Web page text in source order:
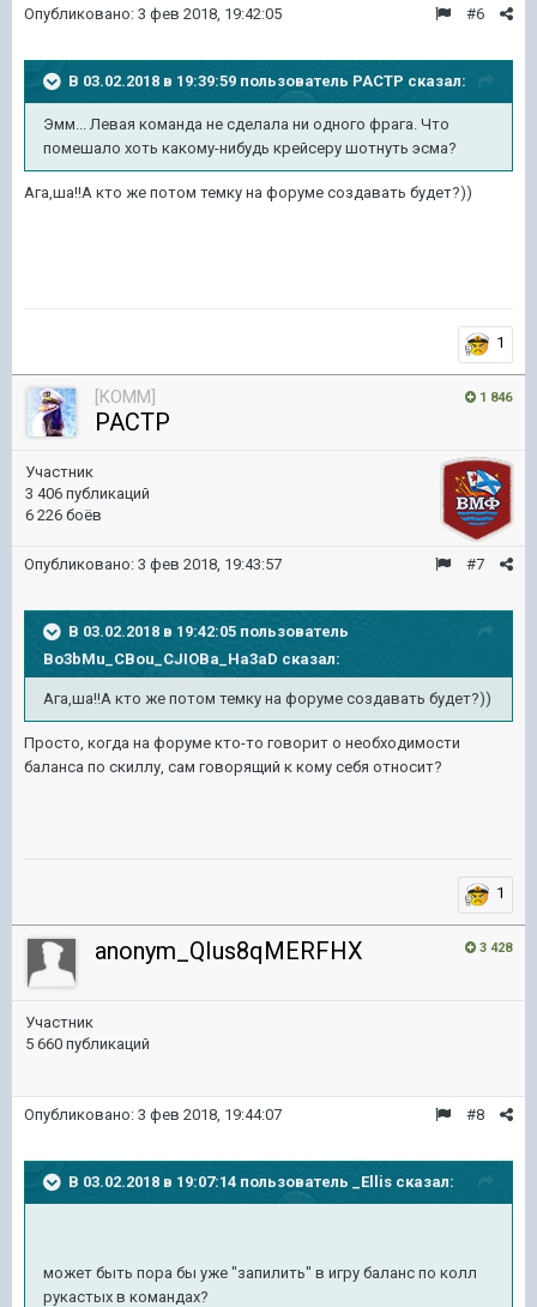
#6
Опубликовано: 3 фев 2018, 19:42:05
В 03.02.2018 в 19:39:59 пользователь PACTP сказал:
Эмм... Левая команда не сделала ни одного фрага. Что
помешало хоть какому-нибудь крейсеру шотнуть эсма?
Ага,ша!!А кто же потом темку на форуме создавать будет?))
1
1 846
[KOMM]
PACTP
Участник
3 406 публикаций
6 226 боёв
#7
Опубликовано: 3 фев 2018, 19:43:57
В 03.02.2018 в 19:42:05 пользователь
Bo3bMu_CBou_CJIOBa_Ha3aD сказал:
Ага,ша!!А кто же потом темку на форуме создавать будет?))
Просто, когда на форуме кто-то говорит о необходимости
баланса по скиллу, сам говорящий к кому себя относит?
1
3 428
anonym_QIus8qMERFHX
Участник
5 660 публикаций
#8
Опубликовано: 3 фев 2018, 19:44:07
В 03.02.2018 в 19:07:14 пользователь _Ellis сказал:
может быть пора бы уже "запилить" в игру баланс по колл
рукастых в командах?